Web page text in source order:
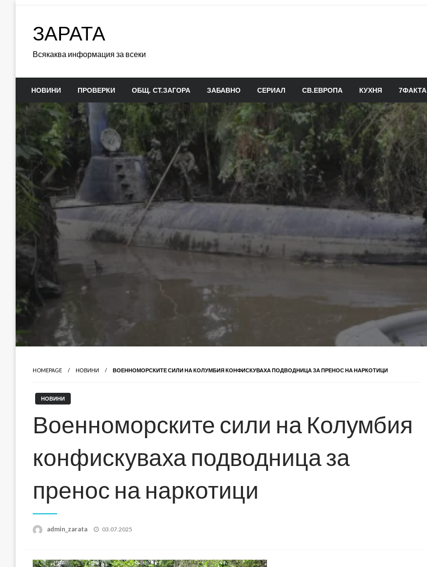
ЗАРАТА
Всякаква информация за всеки
НОВИНИ ПРОВЕРКИ ОБЩ. СТ.ЗАГОРА ЗАБАВНО СЕРИАЛ СВ.ЕВРОПА КУХНЯ 7ФАКТА
HOMEPAGE НОВИНИ ВОЕННОМОРСКИТЕ СИЛИ НА КОЛУМБИЯ КОНФИСКУВАХА ПОДВОДНИЦА ЗА ПРЕНОС НА НАРКОТИЦИ
НОВИНИ
Военноморските сили на Колумбия
конфискуваха подводница за
пренос на наркотици
admin_zarata
Posted
03.07.2025